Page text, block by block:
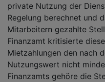
private Nutzung der
Regelung berechnet und
Mitarbeitern gezahlte
Finanzamt kritisierte
Mietzahlungen den nach
Nutzungswert nicht
Finanzamts gehöre die